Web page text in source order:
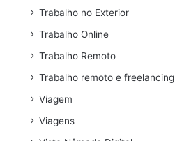
Trabalho no Exterior
Trabalho Online
Trabalho Remoto
Trabalho remoto e freelancing
Viagem
Viagens